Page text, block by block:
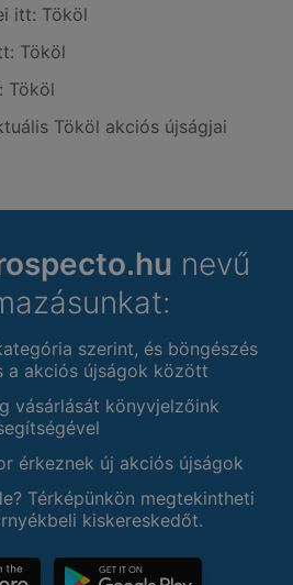
itt: Tököl
Tököl
Tököl
Tököl akciós újságjai
nevű
szerint, és böngészés
a akciós újságok között
vásárlását könyvjelzőink
érkeznek új akciós újságok
Térképünkön megtekintheti
kiskereskedőt.